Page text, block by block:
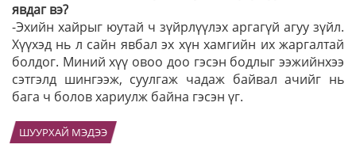
явдаг вэ?
-Эхийн хайрыг юутай ч зүйрлүүлэх аргагүй агуу зүйл.
Хүүхэд нь л сайн явбал эх хүн хамгийн их жаргалтай
болдог. Миний хүү овоо доо гэсэн бодлыг ээжийнхээ
сэтгэлд шингээж, суулгаж чадаж байвал ачийг нь
бага ч болов хариулж байна гэсэн үг.
ШУУРХАЙ МЭДЭЭ